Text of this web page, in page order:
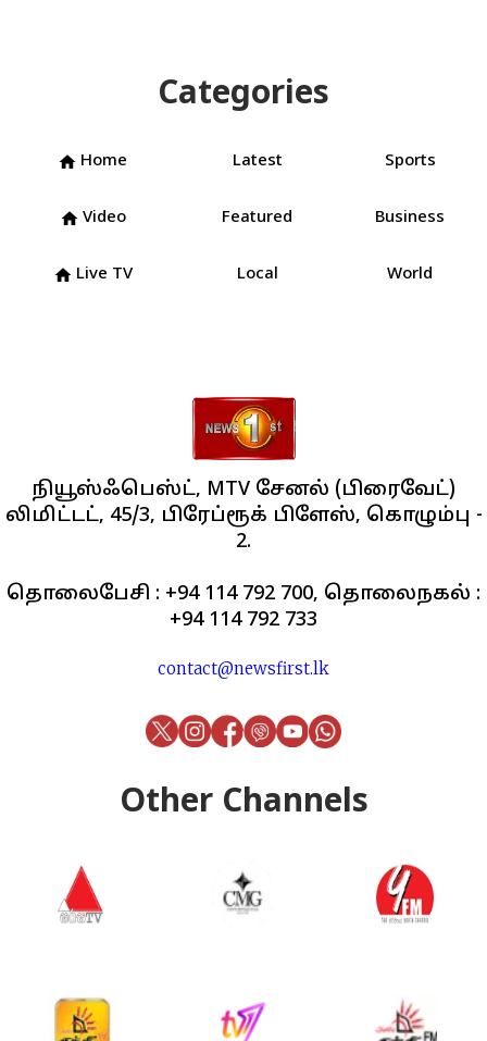
நியூஸ்ஃபெஸ்ட், MTV சேனல் (பிரைவேட்)
லிமிட்டட், 45/3, பிரேப்ரூக் பிளேஸ், கொழும்பு -
2.
தொலைபேசி : +94 114 792 700, தொலைநகல் :
+94 114 792 733
contact@newsfirst.lk
Categories
home Home Latest Sports
home Video Featured Business
home Live TV Local World
Other Channels